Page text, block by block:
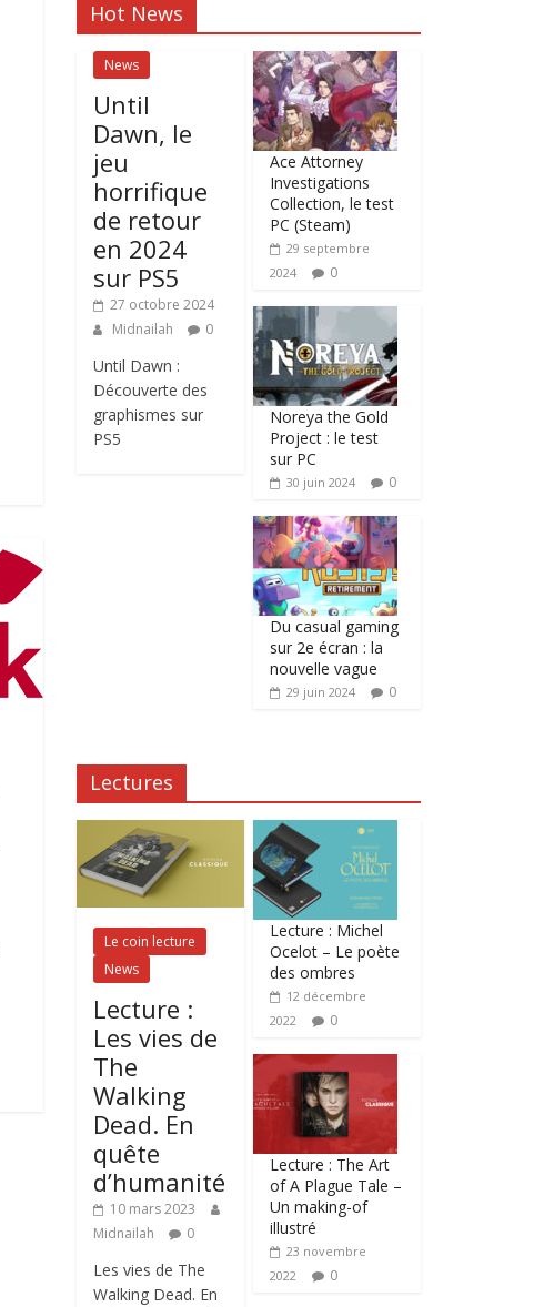
Hot News
News
Until
Dawn, le
jeu
horrifique
de retour
en 2024
sur PS5
27 octobre 2024
Midnailah
0
Until Dawn :
Découverte des
graphismes sur
PS5
Ace Attorney
Investigations
Collection, le test
PC (Steam)
29 septembre
2024
0
Noreya the Gold
Project : le test
sur PC
30 juin 2024 0
Du casual gaming
sur 2e écran : la
nouvelle vague
29 juin 2024 0
Lectures
Le coin lecture
News
Lecture :
Les vies de
The
Walking
Dead. En
quête
d’humanité
10 mars 2023
Midnailah
0
Les vies de The
Walking Dead. En
Lecture : Michel
Ocelot – Le poète
des ombres
12 décembre
2022
0
Lecture : The Art
of A Plague Tale –
Un making-of
illustré
23 novembre
2022
0